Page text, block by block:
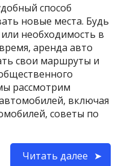
способ
новые места. Будь
необходимость в
аренда авто
свои маршруты и
рассмотрим
включая
советы по
Читать далее